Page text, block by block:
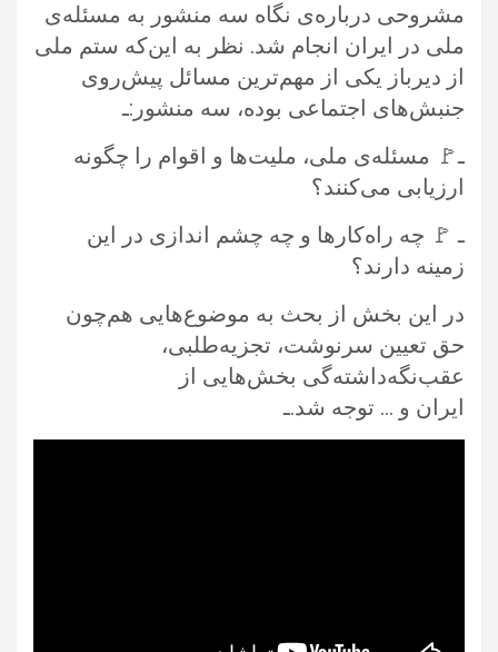
مشروحی درباره‌ی نگاه سه منشور به مسئله‌ی
ملی در ایران انجام شد. نظر به این‌که ستم ملی
از دیرباز یکی از مهم‌ترین مسائل پیش‌روی
جنبش‌های اجتماعی بوده، سه منشور:ـ
ـ🚩 مسئله‌ی ملی، ملیت‌ها و اقوام را چگونه
ارزیابی می‌کنند؟
ـ 🚩 چه راه‌کارها و چه چشم اندازی در این
زمینه دارند؟
در این بخش از بحث‌ به موضوع‌هایی هم‌چون
حق تعیین سرنوشت، تجزیه‌طلبی،
عقب‌نگه‌داشته‌گی بخش‌هایی از
ایران و … توجه شد.ـ